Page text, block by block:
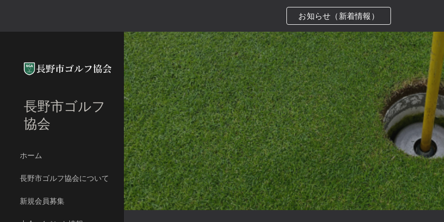
お知らせ（新着情報）
長野市ゴルフ
協会
ホーム
長野市ゴルフ協会について
新規会員募集